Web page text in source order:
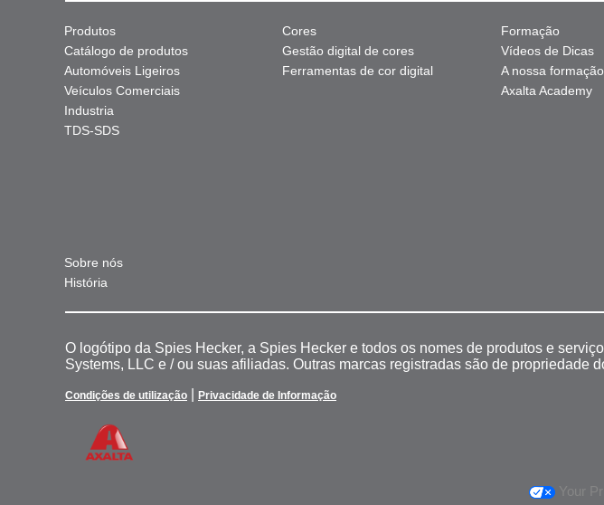
Produtos
Catálogo de produtos
Automóveis Ligeiros
Veículos Comerciais
Industria
TDS-SDS
Cores
Gestão digital de cores
Ferramentas de cor digital
Formação
Vídeos de Dicas
A nossa formação
Axalta Academy
Sobre nós
História
O logótipo da Spies Hecker, a Spies Hecker e todos os nomes de produtos e
Systems, LLC e / ou suas afiliadas. Outras marcas registradas são de propriedade
Condições de utilização Privacidade de Informação
Your